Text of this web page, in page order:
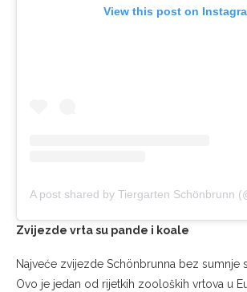
View this post on
Zvijezde vrta su pande i koale
Najveće zvijezde Schönbrunna bez sumnje
Ovo je jedan od rijetkih zooloških vrtova u